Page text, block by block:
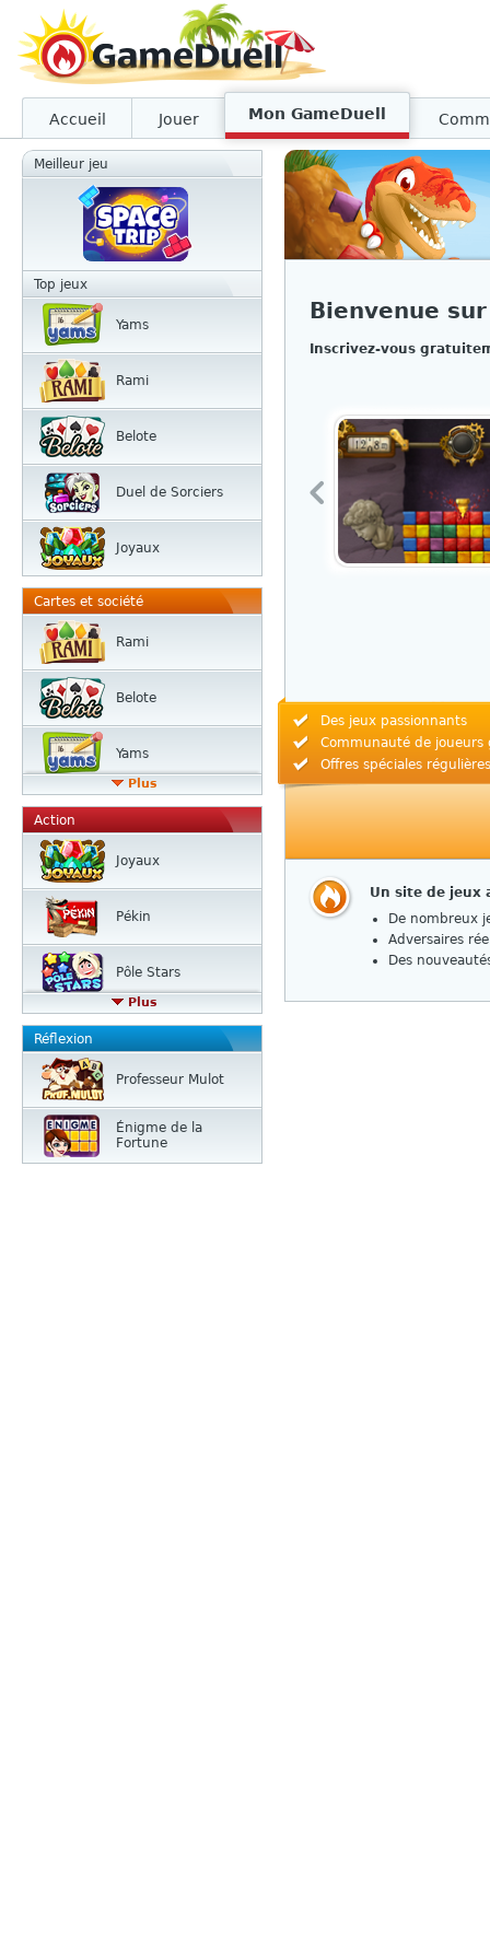
Accueil Jouer Mon GameDuell
Meilleur jeu
Top jeux
Yams
Rami
Belote
Duel de Sorciers
Joyaux
Cartes et société
Rami
Belote
Yams
Plus
Action
Joyaux
Pékin
Pôle Stars
Plus
Réflexion
Professeur Mulot
Énigme de la
Fortune
Bienvenue
Inscrivez-vous
Des jeux passionnants
Communauté de joueurs
Offres spéciales régulières
Un site de jeux
De nombreux
Adversaires
Des